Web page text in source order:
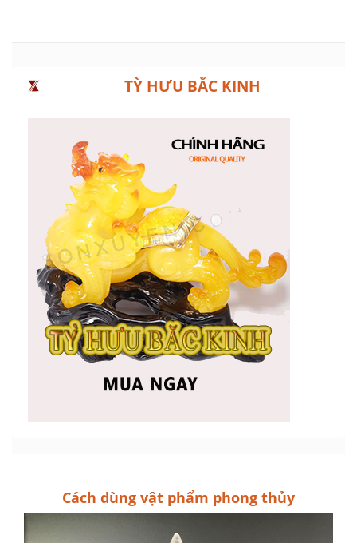
TỲ HƯU BẮC KINH
Cách dùng vật phẩm phong thủy